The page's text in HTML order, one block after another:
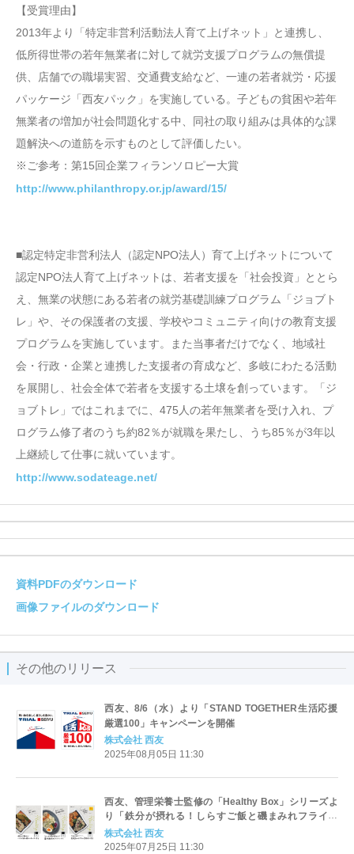
【受賞理由】
2013年より「特定非営利活動法人育て上げネット」と連携し、
低所得世帯の若年無業者に対して就労支援プログラムの無償提
供、店舗での職場実習、交通費支給など、一連の若者就労・応援
パッケージ「西友パック」を実施している。子どもの貧困や若年
無業者の増加が社会問題化する中、同社の取り組みは具体的な課
題解決への道筋を示すものとして評価したい。
※ご参考：第15回企業フィランソロピー大賞
http://www.philanthropy.or.jp/award/15/
■認定特定非営利法人（認定NPO法人）育て上げネットについて
認定NPO法人育て上げネットは、若者支援を「社会投資」ととら
え、無業の状態にある若者の就労基礎訓練プログラム「ジョブト
レ」や、その保護者の支援、学校やコミュニティ向けの教育支援
プログラムを実施しています。また当事者だけでなく、地域社
会・行政・企業と連携した支援者の育成など、多岐にわたる活動
を展開し、社会全体で若者を支援する土壌を創っています。「ジ
ョブトレ」ではこれまでに、475人の若年無業者を受け入れ、プ
ログラム修了者のうち約82％が就職を果たし、うち85％が3年以
上継続して仕事に就いています。
http://www.sodateage.net/
資料PDFのダウンロード
画像ファイルのダウンロード
その他のリリース
西友、8/6（水）より「STAND TOGETHER生活応援
厳選100」キャンペーンを開催
株式会社 西友
2025年08月05日 11:30
西友、管理栄養士監修の「Healthy Box」シリーズよ
り「鉄分が摂れる！しらすご飯と磯まみれフライ弁
当」、「たんぱく質が摂れる！醤油麹使用カオマンガ
イ」など新作3品目を7/28(月)に発売
株式会社 西友
2025年07月25日 11:30